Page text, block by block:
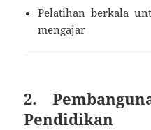
Pelatihan berkala
mengajar
2.
Pendidikan